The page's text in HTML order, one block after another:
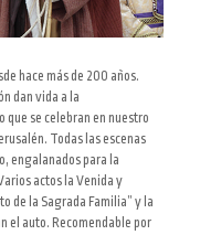
hace más de 200 años.
dan vida a la
que se celebran en nuestro
Todas las escenas
engalanados para la
actos la Venida y
de la Sagrada Familia” y la
el auto. Recomendable por